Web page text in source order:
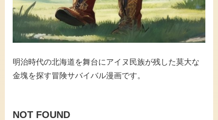
明治時代の北海道を舞台にアイヌ民族が残した莫大な
金塊を探す冒険サバイバル漫画です。
NOT FOUND